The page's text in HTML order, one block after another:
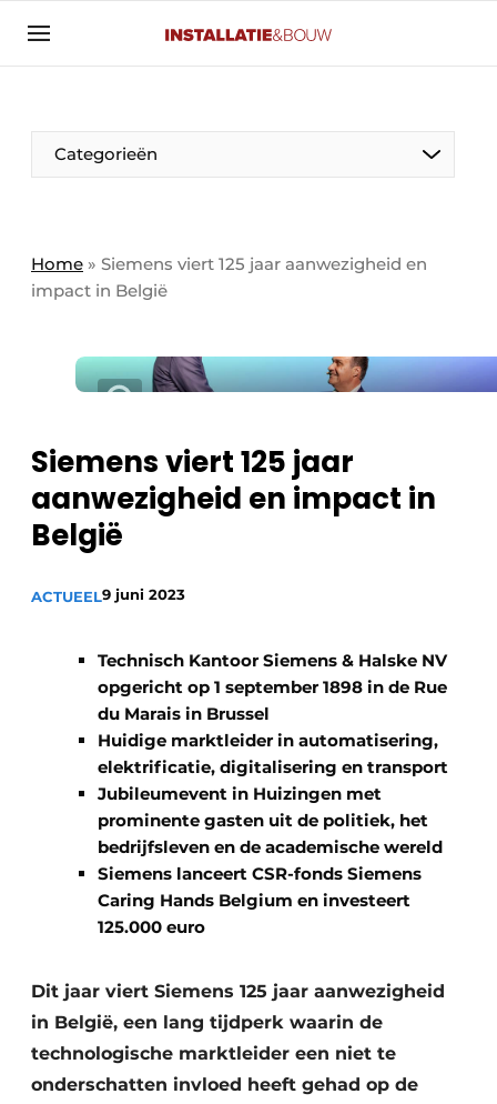
Aanmelden
Banner overzicht
BedrijvenAanmeldenBedankt voor de aanmelding
Contact
Evenement aanmelden
Meest gelezen
Privacy / Cookie statement
Vacature aanmelden
Vacatures
Video’s
Categorieën
Panelgesprek
HVAC
Sanitair
Brandbeveiliging
Ventilatie
Warmtepompen
Home » Siemens viert 125 jaar aanwezigheid en
impact in België
Siemens viert 125 jaar
aanwezigheid en impact in
België
ACTUEEL9 juni 2023
Technisch Kantoor Siemens & Halske NV
opgericht op 1 september 1898 in de Rue
du Marais in Brussel
Huidige marktleider in automatisering,
elektrificatie, digitalisering en transport
Jubileumevent in Huizingen met
prominente gasten uit de politiek, het
bedrijfsleven en de academische wereld
Siemens lanceert CSR-fonds Siemens
Caring Hands Belgium en investeert
125.000 euro
Dit jaar viert Siemens 125 jaar aanwezigheid
in België, een lang tijdperk waarin de
technologische marktleider een niet te
onderschatten invloed heeft gehad op de